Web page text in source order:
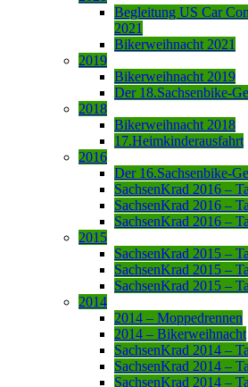
Begleitung US Car
2021
Bikerweihnacht 2021
2019
Bikerweihnacht 2019
Der 18.Sachsenbike-
2018
Bikerweihnacht 2018
17.Heimkinderausfahrt
2016
Der 16.Sachsenbike-
SachsenKrad 2016 –
SachsenKrad 2016 –
SachsenKrad 2016 –
2015
SachsenKrad 2015 –
SachsenKrad 2015 –
SachsenKrad 2015 –
2014
2014 – Moppedrennen
2014 – Bikerweihnacht
SachsenKrad 2014 –
SachsenKrad 2014 –
SachsenKrad 2014 –